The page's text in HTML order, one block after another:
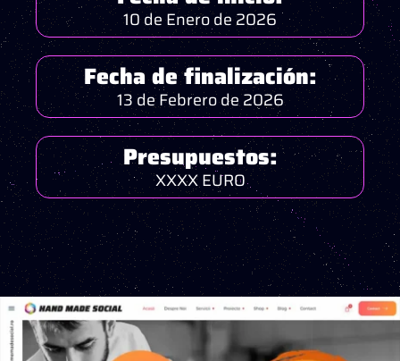
10 de Enero de 2026
Fecha de finalización:
13 de Febrero de 2026
Presupuestos:
XXXX EURO